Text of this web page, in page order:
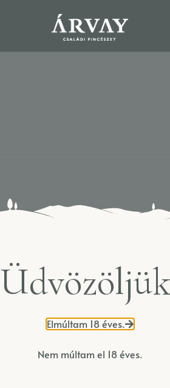
Elmúltam 18 éves.
Nem múltam el 18 éves.